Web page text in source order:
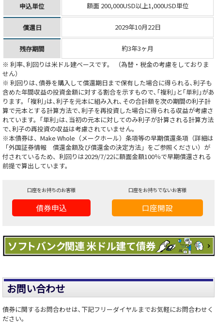
申込単位 額面 200,000USD以上1,000USD単位
償還日 2029年10月22日
残存期間
約3年3ヶ月
※ 利率､利回りは米ドル建ベースです。 （為替・税金の考慮をしておりま
せん）
※ 利回りは､債券を購入して償還期日まで保有した場合に得られる､利子も
含めた年間収益の投資金額に対する割合を示すもので､｢複利｣と｢単利｣があ
ります。｢複利｣は､利子を元本に組み入れ､その合計額を次の期間の利子計
算で元本とする計算方法で､利子を再投資した場合に得られる収益が考慮さ
れています。｢単利｣は､当初の元本に対してのみ利子が計算される計算方法
で､利子の再投資の収益は考慮されていません。
※本債券は、Make Whole（メークホール）条項等の早期償還条項（詳細は
「外国証券情報 償還金額及び償還金の決定方法」をご参照ください）が
付されているため、利回りは2029/7/22に額面金額100％で早期償還される
前提で算出しています。
口座をお持ちのお客様
債券申込
口座をお持ちでないお客様
口座開設
お問い合わせ
債券に関するお問合わせは､下記フリーダイヤルまでお気軽にお問合わせく
ださい。